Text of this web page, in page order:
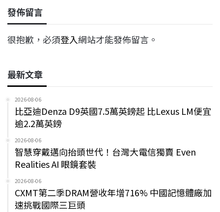
發佈留言
很抱歉，必須登入網站才能發佈留言。
最新文章
2026-08-06
比亞迪Denza D9英國7.5萬英鎊起 比Lexus LM便宜
逾2.2萬英鎊
2026-08-06
智慧穿戴邁向抬頭世代！台灣大電信獨賣 Even
Realities AI 眼鏡套裝
2026-08-06
CXMT第二季DRAM營收年增716% 中國記憶體廠加
速挑戰國際三巨頭